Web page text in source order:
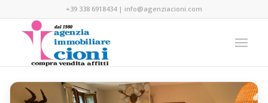
+39 338 6918434| info@agenziacioni.com